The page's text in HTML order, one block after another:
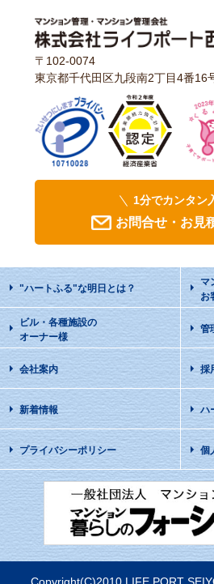
〒102-0074
東京都千代田区九段南2丁目4番16
1分でカンタン
お問合せ・お見
"ハートふる"な明日 とは？
マ
お
ビル・各種施設の
オーナー様
管
会社案内 採
新着情報 ハ
プライバシーポリシー 個
Copyright(C)2010 LIFE PORT